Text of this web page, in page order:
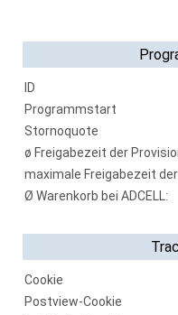
ID
Programmstart
Stornoquote
ø Freigabezeit der
maximale Freigabezeit
Ø Warenkorb bei ADCELL:
Cookie
Postview-Cookie